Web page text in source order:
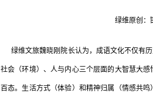
绿维原创：
绿维文旅魏晓刚院长认为，成语文化不仅有历
社会（环境）、人与内心三个层面的大智慧大
百态。生活方式（体验）和精神归属（情感共